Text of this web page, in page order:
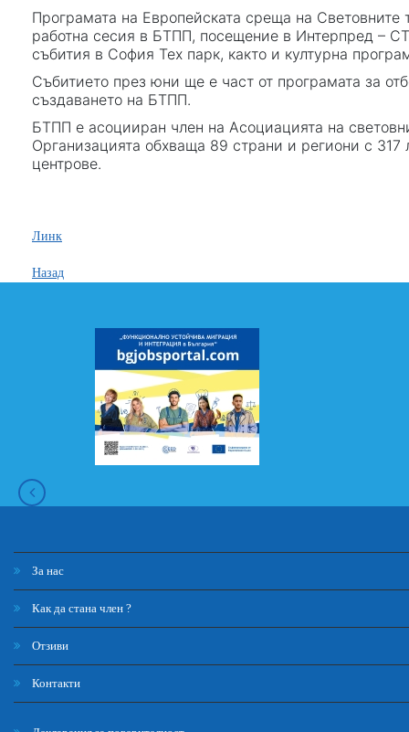
Програмата на Европейската среща на
работна сесия в БТПП, посещение в Интерпред –
събития в София Тех парк, както и културна
Събитието през юни ще е част от програмата за
създаването на БТПП.
БТПП е асоцииран член на Асоциацията на
Организацията обхваща 89 страни и региони с 317
центрове.
Линк
Назад
За нас
Как да стана член ?
Отзиви
Контакти